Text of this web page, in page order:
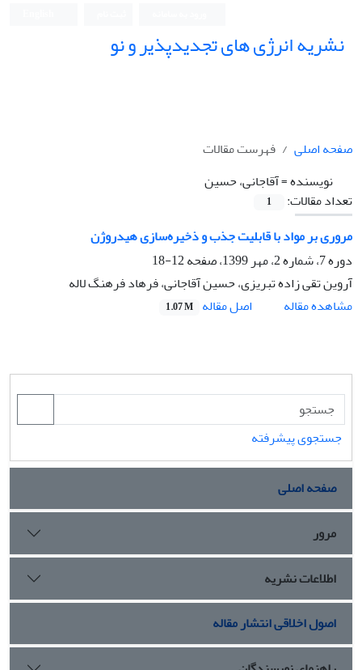
نشریه انرژی های تجدیدپذیر و نو
صفحه اصلی
فهرست مقالات
نویسنده =آقاجانی، حسین
تعداد مقالات:
1
مروری بر مواد با قابلیت جذب و ذخیره‌سازی هیدروژن
دوره 7، شماره 2، مهر 1399، صفحه
12-18
آروین تقی زاده تبریزی، حسین آقاجانی، فرهاد فرهنگ لاله
مشاهده مقاله
اصل مقاله 1.07 M
جستجوی پیشرفته
صفحه اصلی
مرور
اطلاعات نشریه
اصول اخلاقی انتشار مقاله